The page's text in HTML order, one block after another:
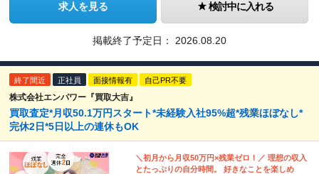
求人を見る 検討中に入れる
掲載終了予定日： 2026.08.20
終了間近 正社員 面接情報有 自己PR不要
株式会社エンパワー『買取大吉』
買取査定*月収50.1万円スタート*未経験入社95%超*残業ほぼなし*
完休2日*5日以上の連休もOK
＼初月から月収50万円×残業ゼロ！／ 理想の収入
とたっぷりの自分時間。 好きなことを楽しめ